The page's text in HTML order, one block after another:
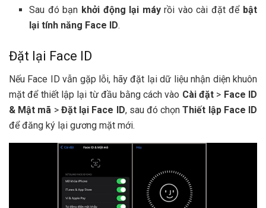
Sau đó bạn khởi động lại máyrồi vào cài đặt để bật
lại tính năng Face ID.
Đặt lại Face ID
Nếu Face ID vẫn gặp lỗi, hãy đặt lại dữ liệu nhận diện khuôn
mặt để thiết lập lại từ đầu bằng cách vào Cài đặt> Face ID
& Mật mã > Đặt lại Face ID, sau đó chọnThiết lập Face ID
để đăng ký lại gương mặt mới.